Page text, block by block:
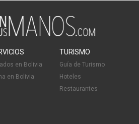
en Bolivia
en Bolivia
TURISMO
Guía de Turismo
Hoteles
Restaurantes